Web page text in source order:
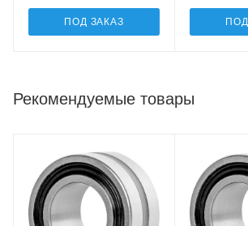
ПОД ЗАКАЗ
Рекомендуемые товары